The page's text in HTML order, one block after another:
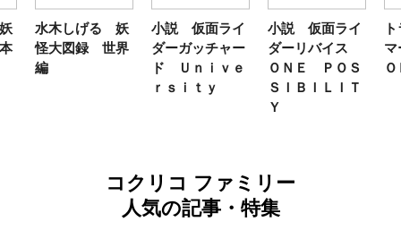
水木しげる 妖
怪大図録 世界
編
小説 仮面ライ
ダーガッチャー
ド Ｕｎｉｖｅ
ｒｓｉｔｙ
小説 仮面ライ
ダーリバイス
ＯＮＥ ＰＯＳ
ＳＩＢＩＬＩＴ
Ｙ
コクリコ ファミリー
人気の記事・特集